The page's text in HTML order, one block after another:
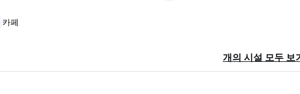
카페
개의 시설 모두 보